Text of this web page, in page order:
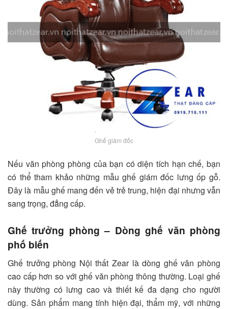
Ghế giám đốc
Nếu văn phòng phòng của bạn có diện tích hạn chế, bạn
có thể tham khảo những mẫu ghế giám đốc lưng ốp gỗ.
Đây là mẫu ghế mang đến vẻ trẻ trung, hiện đại nhưng vẫn
sang trọng, đẳng cấp.
Ghế trưởng phòng– Dòng ghế văn phòng
phố biến
Ghế trưởng phòng Nội thất Zear là dòng ghế văn phòng
cao cấp hơn so với ghế văn phòng thông thường. Loại ghế
này thường có lưng cao và thiết kế đa dạng cho người
dùng. Sản phẩm mang tính hiện đại, thẩm mỹ, với những